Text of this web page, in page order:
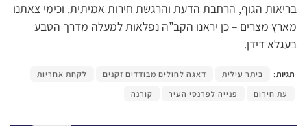
בריאות הגוף, הרחבת הדעת והרגשת חירות אמיתית. וכימי צאתנו
מארץ מצרים – כן יראנו הקב”ה נפלאות למעלה מדרך הטבע
בעגלא דידן.
תגיות: ביתר עילית דאגה לחולים מבודדים זקנים
לקחת אחריות
עת חירום
פנייה לפרנסי העיר קורנה